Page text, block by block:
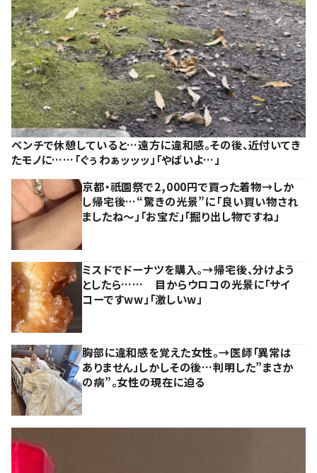
ベンチで休憩していると…遠方に違和感。その後、近付いてき
たモノに……「ぐぅわぁッッッ」「やばいよ…」
京都・祇園祭で2,000円で買った着物→しか
し帰宅後…“驚きの光景”に「良い買い物され
ましたね～」「お宝だ」「掘り出し物ですね」
ミスドでドーナツを購入。→帰宅後、分けよう
としたら…… 目からウロコの光景に「サイ
コーですww」「激しいw」
胸部に違和感を覚えた女性。→医師「異常は
ありません」しかしその後…判明した”まさか
の病”。女性の現在に迫る